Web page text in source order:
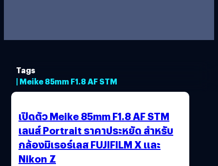
Tags
| Meike 85mm F1.8 AF STM
เปิดตัว Meike 85mm F1.8 AF STM
เลนส์ Portrait ราคาประหยัด สำหรับ
กล้องมิเรอร์เลส FUJIFILM X และ
Nikon Z